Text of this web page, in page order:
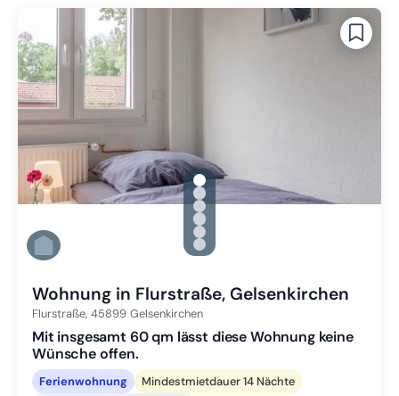
gallery.slide_selector
Zu Slide 1 wechseln
Zu Slide 2 wechseln
Zu Slide 3 wechseln
Zu Slide 4 wechseln
Zu Slide 5 wechseln
Zu Slide 6 wechseln
Wohnung in Flurstraße, Gelsenkirchen
Flurstraße, 45899 Gelsenkirchen
Mit insgesamt 60 qm lässt diese Wohnung keine
Wünsche offen.
Ferienwohnung
Mindestmietdauer 14 Nächte